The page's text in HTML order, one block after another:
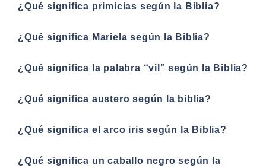
¿Qué significa primicias según la Biblia?
¿Qué significa Mariela según la Biblia?
¿Qué significa la palabra “vil” según la Biblia?
¿Qué significa austero según la biblia?
¿Qué significa el arco iris según la Biblia?
¿Qué significa un caballo negro según la